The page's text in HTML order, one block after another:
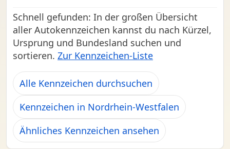
Schnell gefunden: In der großen Übersicht
aller Autokennzeichen kannst du nach Kürzel,
Ursprung und Bundesland suchen und
sortieren. Zur Kennzeichen-Liste
Alle Kennzeichen durchsuchen
Kennzeichen in Nordrhein-Westfalen
Ähnliches Kennzeichen ansehen